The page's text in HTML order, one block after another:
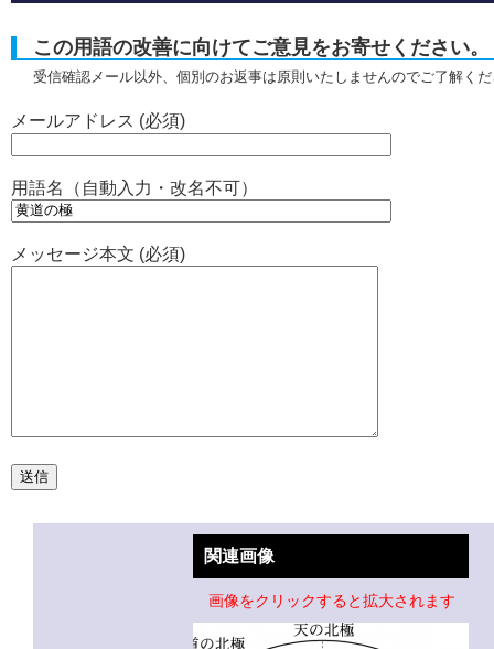
この用語の改善に向けてご意見をお寄せください。
受信確認メール以外、個別のお返事は原則いたしませんのでご了解く
メールアドレス (必須)
用語名（自動入力・改名不可）
メッセージ本文 (必須)
関連画像
画像をクリックすると拡大されます